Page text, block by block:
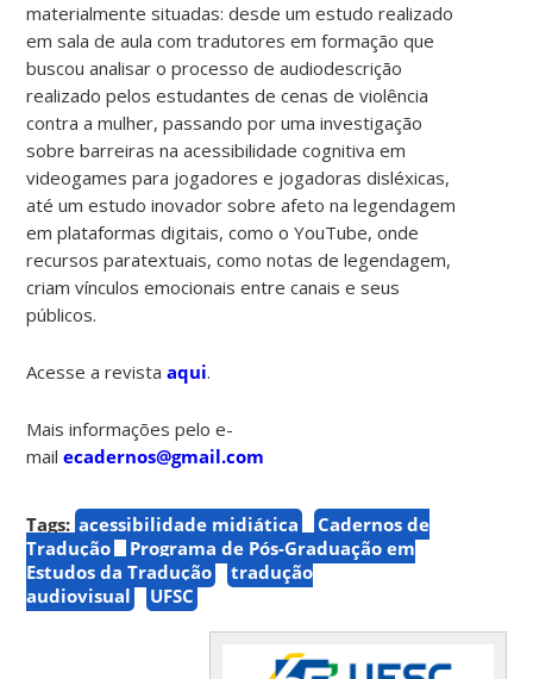
materialmente situadas: desde um estudo realizado
em sala de aula com tradutores em formação que
buscou analisar o processo de audiodescrição
realizado pelos estudantes de cenas de violência
contra a mulher, passando por uma investigação
sobre barreiras na acessibilidade cognitiva em
videogames para jogadores e jogadoras disléxicas,
até um estudo inovador sobre afeto na legendagem
em plataformas digitais, como o YouTube, onde
recursos paratextuais, como notas de legendagem,
criam vínculos emocionais entre canais e seus
públicos.
Acesse a revistaaqui.
Mais informações pelo e-
mailecadernos@gmail.com
Tags: acessibilidade midiática
Cadernos de
Tradução
Programa de Pós-Graduação em
Estudos da Tradução
tradução
audiovisual
UFSC